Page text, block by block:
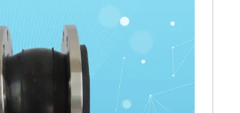
धातु नली